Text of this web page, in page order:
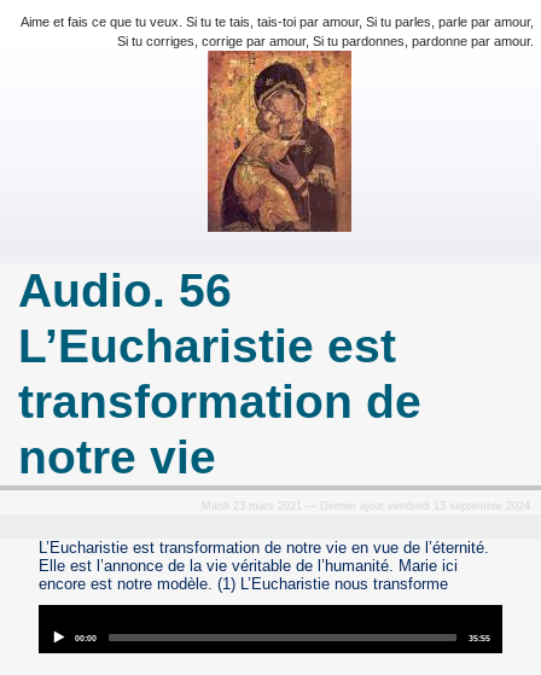
Aime et fais ce que tu veux. Si tu te tais, tais-toi par amour, Si tu parles, parle par amour,
Si tu corriges, corrige par amour, Si tu pardonnes, pardonne par amour.
Audio. 56
L’Eucharistie est
transformation de
notre vie
Mardi 23 mars 2021 — Dernier ajout vendredi 13 septembre 2024
L’Eucharistie est transformation de notre vie en vue de l’éternité.
Elle est l’annonce de la vie véritable de l’humanité. Marie ici
encore est notre modèle. (1) L’Eucharistie nous transforme
Player
Current
time
00:00
Total
duration
35:55